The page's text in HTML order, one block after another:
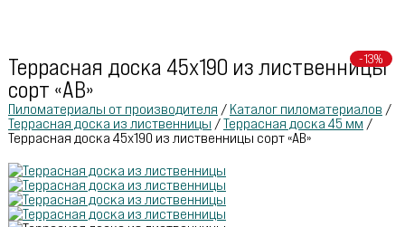
Террасная доска 45х190 из лиственницы
сорт «АВ»
Пиломатериалы от производителя / Каталог пиломатериалов /
Террасная доска из лиственницы /Террасная доска 45 мм /
Террасная доска 45х190 из лиственницы сорт «АВ»
-13%